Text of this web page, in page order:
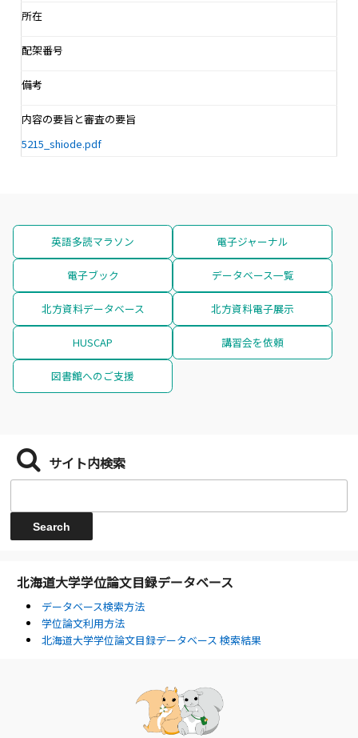
所在
配架番号
備考
内容の要旨と審査の要旨
5215_shiode.pdf
英語多読マラソン 電子ジャーナル
電子ブック データベース一覧
北方資料データベース 北方資料電子展示
HUSCAP 講習会を依頼
図書館へのご支援
サイト内検索
北海道大学学位論文目録データベース
データベース検索方法
学位論文利用方法
北海道大学学位論文目録データベース 検索結果